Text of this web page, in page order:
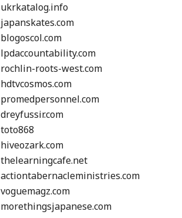
ukrkatalog.info
japanskates.com
blogoscol.com
lpdaccountability.com
rochlin-roots-west.com
hdtvcosmos.com
promedpersonnel.com
dreyfussir.com
toto868
hiveozark.com
thelearningcafe.net
actiontabernacleministries.com
voguemagz.com
morethingsjapanese.com